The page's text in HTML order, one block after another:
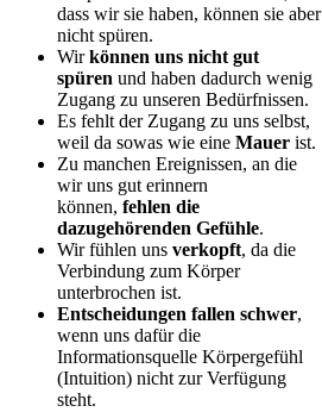
dass wir sie haben, können sie aber
nicht spüren.
Wirkönnen uns nicht gut
spüren und haben dadurch wenig
Zugang zu unseren Bedürfnissen.
Es fehlt der Zugang zu uns selbst,
weil da sowas wie eine Mauer ist.
Zu manchen Ereignissen, an die
wir uns gut erinnern
können, fehlen die
dazugehörenden Gefühle.
Wir fühlen uns verkopft, da die
Verbindung zum Körper
unterbrochen ist.
Entscheidungen fallen schwer,
wenn uns dafür die
Informationsquelle Körpergefühl
(Intuition) nicht zur Verfügung
steht.